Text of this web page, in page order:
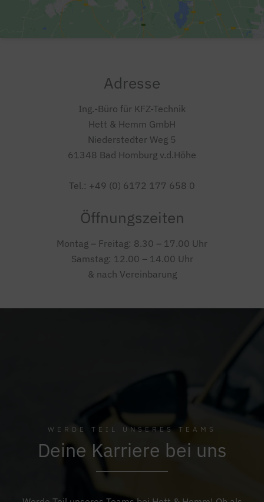
Adresse
Ing.-Büro für KFZ-Technik
Hett & Hemm GmbH
Niederstedter Weg 5
61348 Bad Homburg v.d.Höhe
Tel.: +49 (0) 6172 177 658 0
Öffnungszeiten
Montag – Freitag: 8.30 – 17.00 Uhr
Samstag: 12.00 – 14.00 Uhr
& nach Vereinbarung
WERDE TEIL UNSERES TEAMS
Deine Karriere bei uns